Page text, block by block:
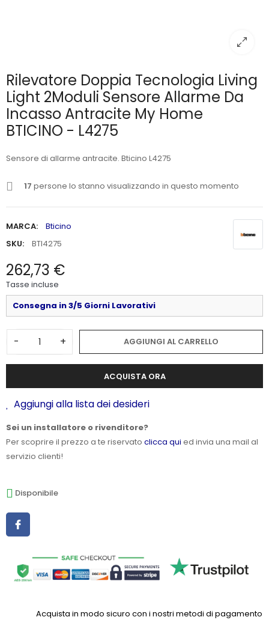
Rilevatore Doppia Tecnologia Living
Light 2Moduli Sensore Allarme Da
Incasso Antracite My Home
BTICINO - L4275
Sensore di allarme antracite. Bticino L4275
17 persone lo stanno visualizzando in questo momento
MARCA:
Bticino
SKU:
BTI4275
262,73 €
Tasse incluse
Consegna in 3/5 Giorni Lavorativi
- + AGGIUNGI AL CARRELLO
ACQUISTA ORA
Aggiungi alla lista dei desideri
Sei un installatore o rivenditore?
Per scoprire il prezzo a te riservato clicca qui ed invia una mail al
servizio clienti!
Disponibile
Acquista in modo sicuro con i nostri metodi di pagamento